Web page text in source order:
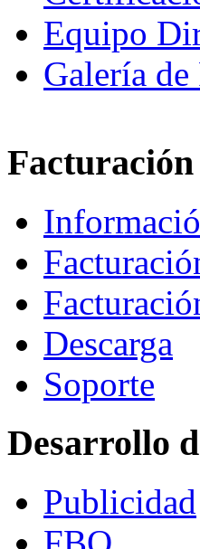
Equipo
Galería de
Descarga
Soporte
Desarrollo
Publicidad